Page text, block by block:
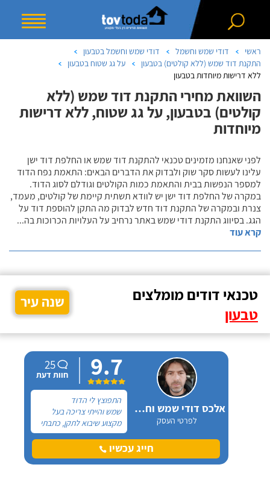
ראשי דודי שמש וחשמל
דודי שמש וחשמל בטבעון
התקנת דוד שמש (ללא קולטים) בטבעון
על גג שטוח בטבעון
ללא דרישות מיוחדות בטבעון
השוואת מחירי התקנת דוד שמש (ללא
קולטים) בטבעון, על גג שטוח, ללא דרישות
מיוחדות
לפני שאנחנו מזמינים טכנאי להתקנת דוד שמש או החלפת דוד ישן
עלינו לעשות סקר שוק ולבדוק את הדברים הבאים: התאמת נפח הדוד
למספר הנפשות בבית והתאמת כמות הקולטים וגודלם לסוג הדוד.
במקרה של החלפת דוד ישן יש לוודא תשתית קיימת של קולטים, מעמד,
צנרת ובמקרה של התקנת דוד חדש לבדוק מה התקן להוספת דוד על
הגג. בסיווג התקנת דודי שמש באתר נרחיב על העלויות הכרוכות בה...
קרא עוד
טכנאי דודים מומלצים
טבעון
שנה עיר
אלכס דודי שמש וחשמל
לפרטי העסק
9.7
25
חוות דעת
התפוצץ לי הדוד
שמש והייתי צריכה בעל
מקצוע שיבוא לתקן, כתבתי
בגוגל טכנאי דודים ואז
הגעתי לקבוצה של העיר
חיפה בפייסבוק, שם כמה
חייג עכשיו